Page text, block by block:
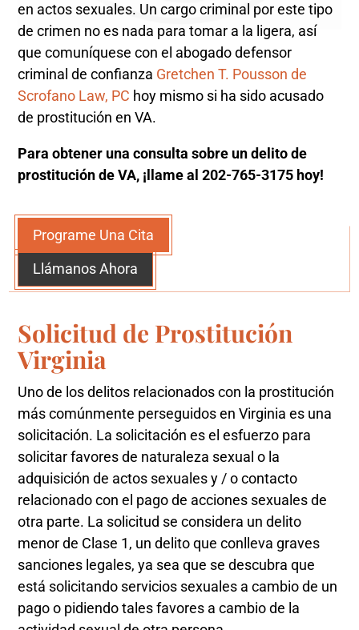
en actos sexuales. Un cargo criminal por este tipo
de crimen no es nada para tomar a la ligera, así
que comuníquese con el abogado defensor
criminal de confianza Gretchen T. Pousson de
Scrofano Law, PC hoy mismo si ha sido acusado
de prostitución en VA.
Para obtener una consulta sobre un delito de
prostitución de VA, ¡llame al 202-765-3175 hoy!
Programe Una Cita
Llámanos Ahora
Solicitud de Prostitución
Virginia
Uno de los delitos relacionados con la prostitución
más comúnmente perseguidos en Virginia es una
solicitación. La solicitación es el esfuerzo para
solicitar favores de naturaleza sexual o la
adquisición de actos sexuales y / o contacto
relacionado con el pago de acciones sexuales de
otra parte. La solicitud se considera un delito
menor de Clase 1, un delito que conlleva graves
sanciones legales, ya sea que se descubra que
está solicitando servicios sexuales a cambio de un
pago o pidiendo tales favores a cambio de la